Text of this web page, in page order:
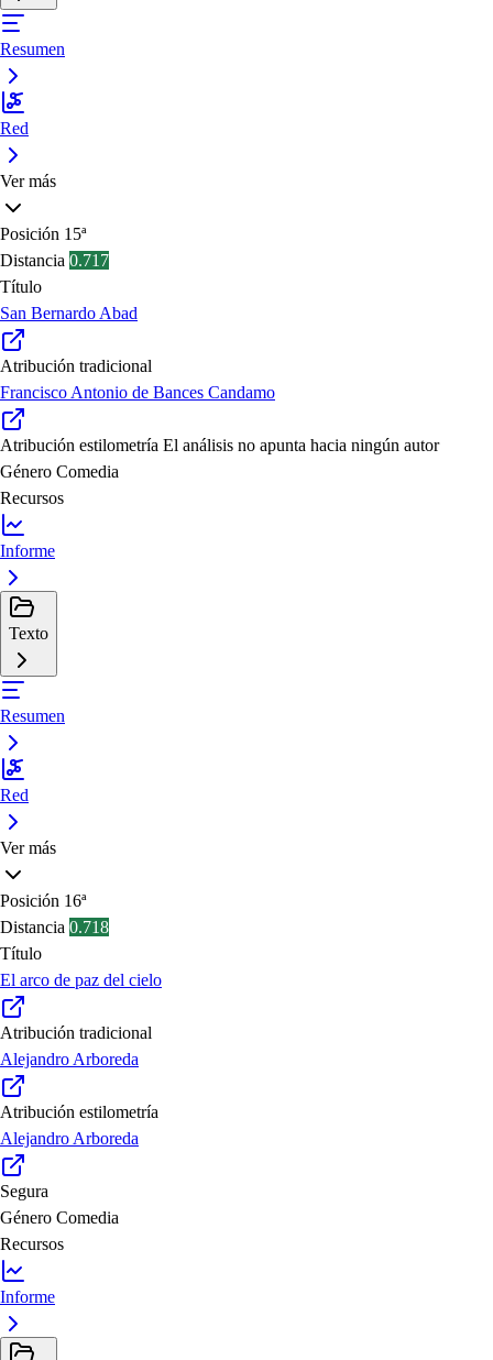
Resumen
Red
Ver más
Posición 15ª
Distancia 0.717
Título
San Bernardo Abad
Atribución tradicional
Francisco Antonio de Bances Candamo
Atribución estilometría El análisis no apunta hacia ningún autor
Género Comedia
Recursos
Informe
Texto
Resumen
Red
Ver más
Posición 16ª
Distancia 0.718
Título
El arco de paz del cielo
Atribución tradicional
Alejandro Arboreda
Atribución estilometría
Alejandro Arboreda
Segura
Género Comedia
Recursos
Informe